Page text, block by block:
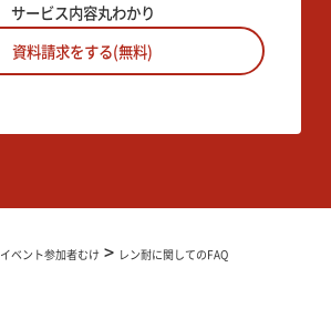
サービス内容丸わかり
資料請求をする(無料)
イベント参加者むけ> レン耐に関してのFAQ